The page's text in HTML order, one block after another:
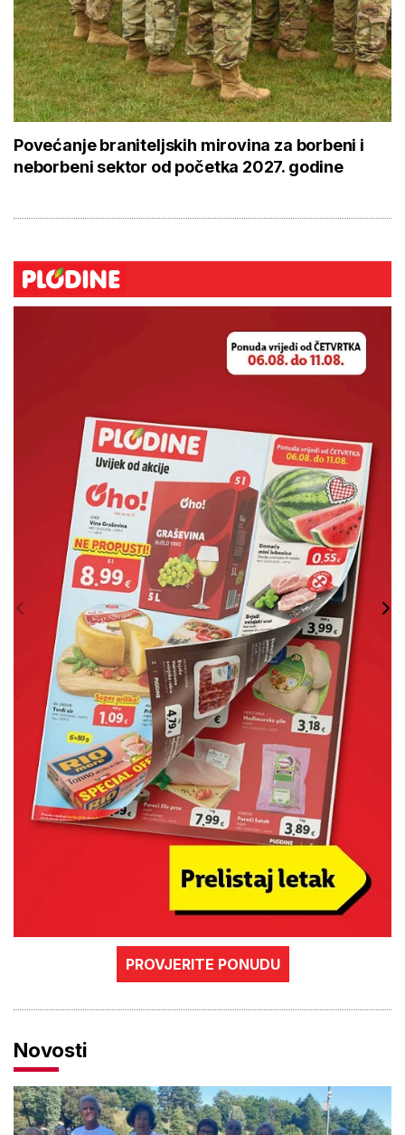
Povećanje braniteljskih mirovina za borbeni i
neborbeni sektor od početka 2027. godine
PROVJERITE PONUDU
Novosti